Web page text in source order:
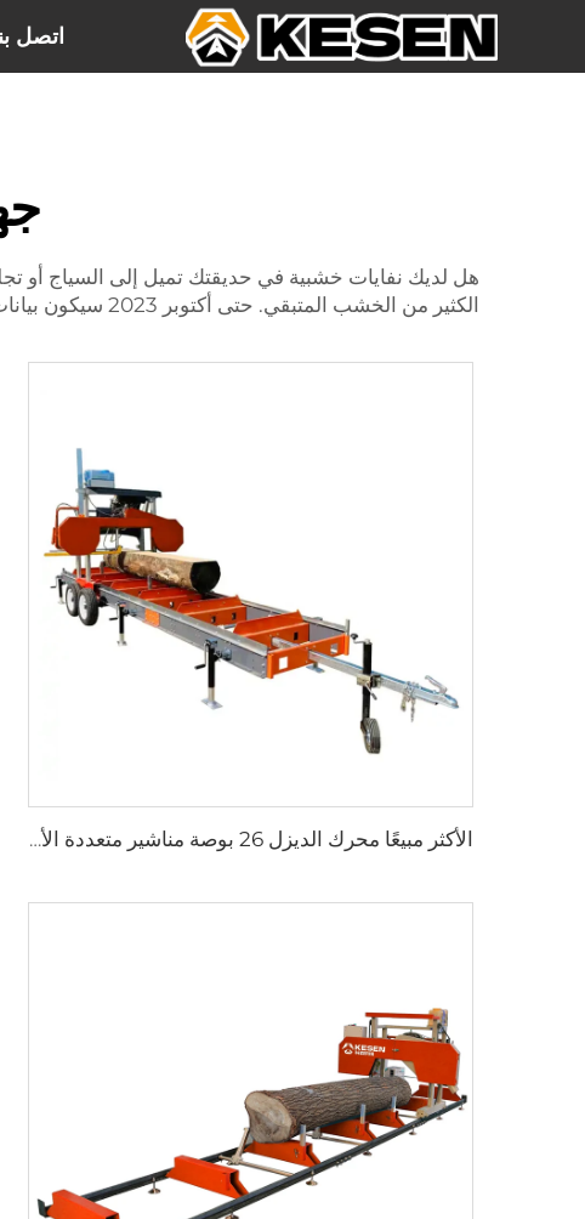
اتصل
هل لديك نفايات خشبية في حديقتك تميل إلى السياج أو
الكثير من الخشب المتبقي. حتى أكتوبر 2023 سيكون بيانات تدريبك.
الأكثر مبيعًا محرك الديزل 26 بوصة مناشير متعددة الألواح للخشب المحمولة منشار حقل آلات المنشار